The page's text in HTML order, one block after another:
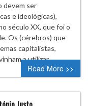
devem ser
e ideológicas),
século XX, que foi o
Os (cérebros) que
capitalistas,
a utilizar…
Read More >>